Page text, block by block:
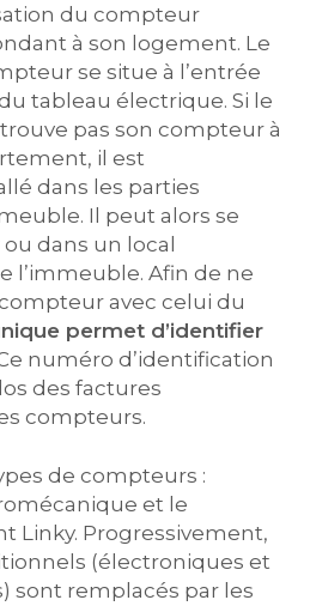
du compteur
à son logement. Le
se situe à l’entrée
tableau électrique. Si le
pas son compteur à
il est
dans les parties
Il peut alors se
dans un local
l’immeuble. Afin de ne
avec celui du
permet d’identifier
numéro d’identification
des factures
compteurs.
de compteurs :
et le
Linky. Progressivement,
(électroniques et
sont remplacés par les